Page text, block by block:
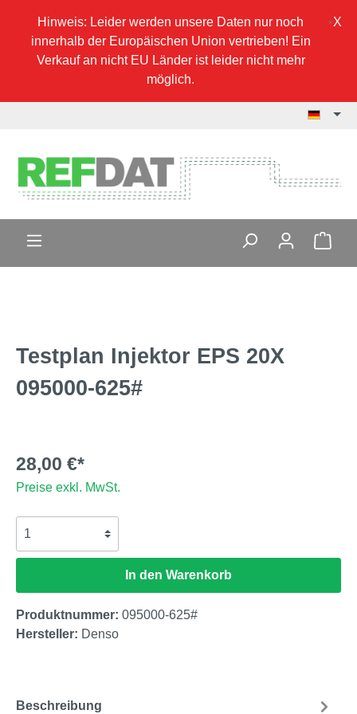
Hinweis: Leider werden unsere Daten nur noch
innerhalb der Europäischen Union vertrieben! Ein
Verkauf an nicht EU Länder ist leider nicht mehr
möglich.
Testplan Injektor EPS 20X
095000-625#
28,00 €*
Preise exkl. MwSt.
In den Warenkorb
Produktnummer: 095000-625#
Hersteller: Denso
Beschreibung